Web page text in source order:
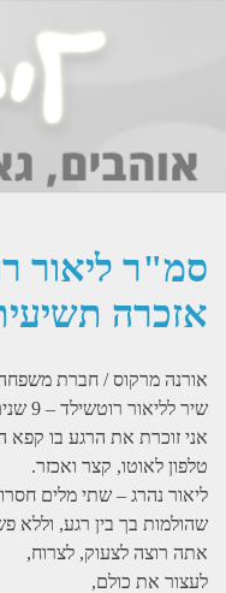
סמ"ר ליאור
אזכרה
אורנה מרקוס / חברת
שיר לליאור רוטשילד – 9 שנים לנפילתו
אני זוכרת את הרגע בו קפא
טלפון לאוטו, קצר ואכזר.
ליאור נהרג – שתי מלים
שהולמות בך בין רגע, וללא
אתה רוצה לצעוק, לצרוח,
לעצור את כולם,